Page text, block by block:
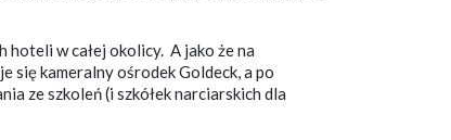
hoteli w całej okolicy. A jako że na
się kameralny ośrodek Goldeck, a po
ze szkoleń (i szkółek narciarskich dla